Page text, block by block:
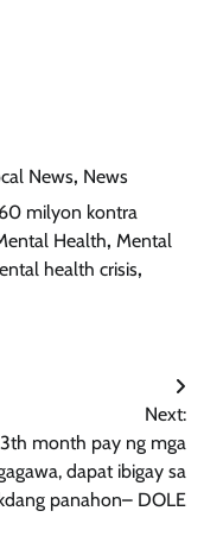
News, News
milyon kontra
Health, Mental
health crisis,
Next:
month pay ng mga
dapat ibigay sa
panahon– DOLE